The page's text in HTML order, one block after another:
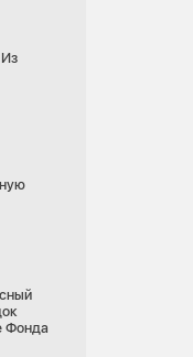
Фонда